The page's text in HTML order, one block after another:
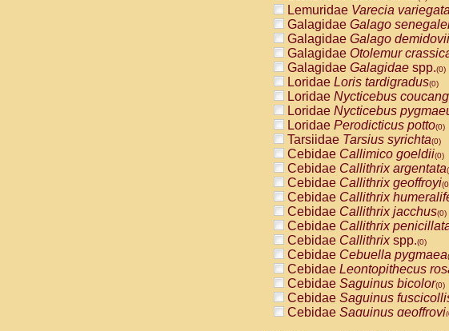
Lemuridae Varecia variegata
Galagidae Galago
Galagidae Galago demidovii
Galagidae Otolemur
Galagidae Galagidae spp.(0)
Loridae Loris tardigradus(0)
Loridae Nycticebus coucang
Loridae Nycticebus
Loridae Perodicticus potto(0)
Tarsiidae Tarsius syrichta(0)
Cebidae Callimico goeldii(0)
Cebidae Callithrix argentata
Cebidae Callithrix geoffroyi
Cebidae Callithrix
Cebidae Callithrix jacchus(0)
Cebidae Callithrix
Cebidae Callithrixspp.(0)
Cebidae Cebuella pygmaea
Cebidae Leontopithecus
Cebidae Saguinus bicolor(0)
Cebidae Saguinus
Cebidae Saguinus geoffroyi